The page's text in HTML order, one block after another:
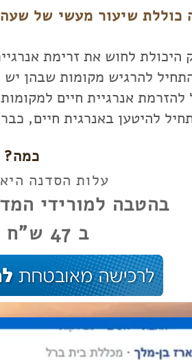
שיעור מעשי של שעה ו 40 ד' ו 2 תרגולי
היכולת לחוש את זרימת
להרגיש מקומות שבהן יש
להזרמת אנרגיית חיים
להיטען באנרגית חיים,
כמה?
עלות הסדנה היא 97 ש"ח ,
בהטבה למורידי המדריך ל
ב 47 ש"ח בלבד